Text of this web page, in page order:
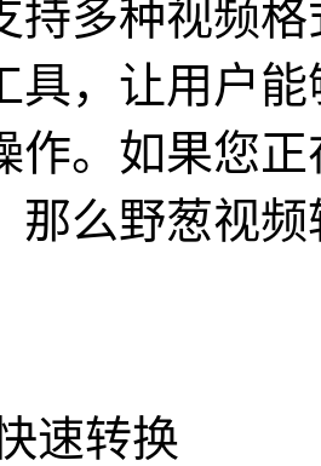
持多种视频
具，让用户
作。如果您
那么野葱视
转换